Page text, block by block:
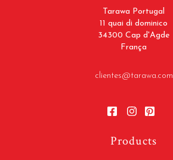
Tarawa Portugal
11 quai di dominico
34300 Cap d'Agde
França
clientes@tarawa.com
Products